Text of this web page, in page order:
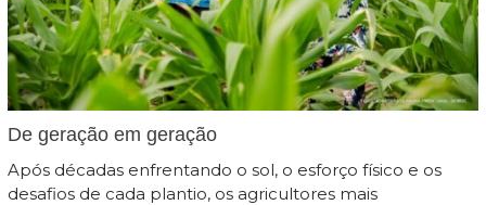
De geração em geração
Após décadas enfrentando o sol, o esforço físico e os
desafios de cada plantio, os agricultores mais